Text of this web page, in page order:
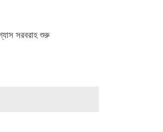
সরবরাহ শুরু